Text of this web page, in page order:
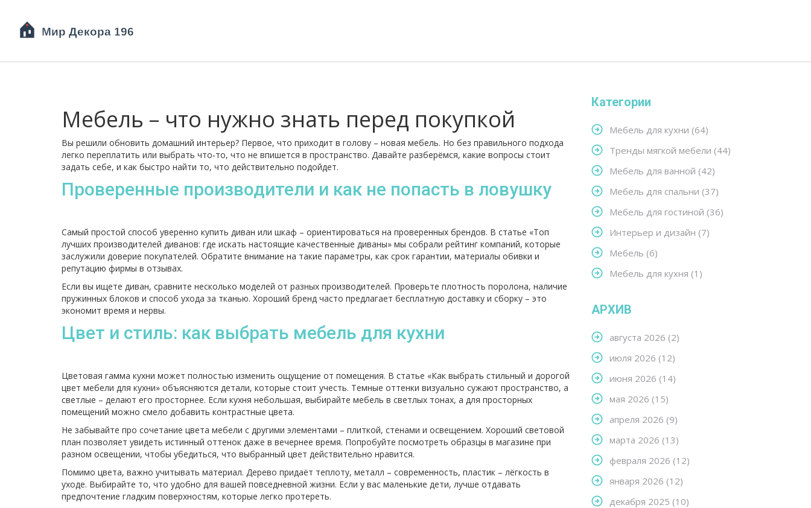
Мебель – что нужно знать перед покупкой
Вы решили обновить домашний интерьер? Первое, что приходит в голову – новая мебель. Но без правильного подхода
легко переплатить или выбрать что‑то, что не впишется в пространство. Давайте разберёмся, какие вопросы стоит
задать себе, и как быстро найти то, что действительно подойдет.
Проверенные производители и как не попасть в ловушку
Самый простой способ уверенно купить диван или шкаф – ориентироваться на проверенных брендов. В статье «Топ
лучших производителей диванов: где искать настоящие качественные диваны» мы собрали рейтинг компаний, которые
заслужили доверие покупателей. Обратите внимание на такие параметры, как срок гарантии, материалы обивки и
репутацию фирмы в отзывах.
Если вы ищете диван, сравните несколько моделей от разных производителей. Проверьте плотность поролона, наличие
пружинных блоков и способ ухода за тканью. Хороший бренд часто предлагает бесплатную доставку и сборку – это
экономит время и нервы.
Цвет и стиль: как выбрать мебель для кухни
Цветовая гамма кухни может полностью изменить ощущение от помещения. В статье «Как выбрать стильный и дорогой
цвет мебели для кухни» объясняются детали, которые стоит учесть. Темные оттенки визуально сужают пространство, а
светлые – делают его просторнее. Если кухня небольшая, выбирайте мебель в светлых тонах, а для просторных
помещений можно смело добавить контрастные цвета.
Не забывайте про сочетание цвета мебели с другими элементами – плиткой, стенами и освещением. Хороший световой
план позволяет увидеть истинный оттенок даже в вечернее время. Попробуйте посмотреть образцы в магазине при
разном освещении, чтобы убедиться, что выбранный цвет действительно нравится.
Помимо цвета, важно учитывать материал. Дерево придаёт теплоту, металл – современность, пластик – лёгкость в
уходе. Выбирайте то, что удобно для вашей повседневной жизни. Если у вас маленькие дети, лучше отдавать
предпочтение гладким поверхностям, которые легко протереть.
Категории
Мебель для кухни (64)
Тренды мягкой мебели (44)
Мебель для ванной (42)
Мебель для спальни (37)
Мебель для гостиной (36)
Интерьер и дизайн (7)
Мебель (6)
Мебель для кухня (1)
АРХИВ
августа 2026 (2)
июля 2026 (12)
июня 2026 (14)
мая 2026 (15)
апреля 2026 (9)
марта 2026 (13)
февраля 2026 (12)
января 2026 (12)
декабря 2025 (10)